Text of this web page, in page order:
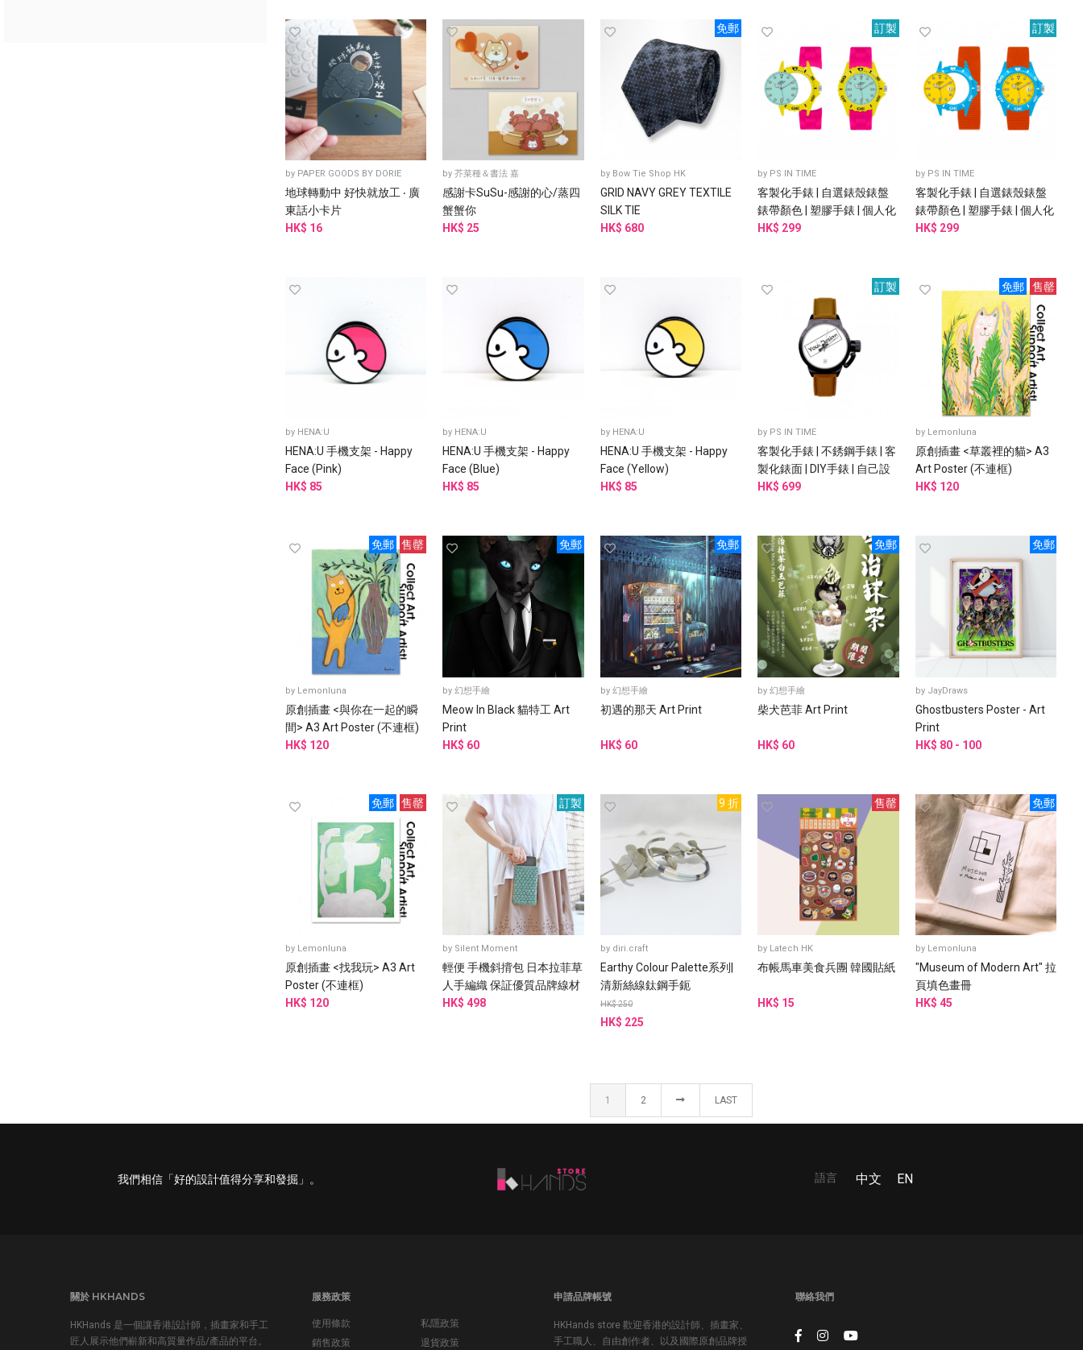
by PAPER GOODS BY DORIE
地球轉動中 好快就放工 ‧ 廣
東話小卡片
HK$ 16
by芥菜種＆書法 嘉
感謝卡SuSu-感謝的心/蒸四
蟹蟹你
HK$ 25
免郵
by Bow Tie Shop HK
GRID NAVY GREY TEXTILE
SILK TIE
HK$ 680
訂製
by PS IN TIME
客製化手錶 | 自選錶殼錶盤
錶帶顏色 | 塑膠手錶 | 個人化
手錶
HK$ 299
訂製
by PS IN TIME
客製化手錶 | 自選錶殼錶盤
錶帶顏色 | 塑膠手錶 | 個人化
手錶
HK$ 299
by HENA:U
HENA:U 手機支架 - Happy
Face (Pink)
HK$ 85
by HENA:U
HENA:U 手機支架 - Happy
Face (Blue)
HK$ 85
by HENA:U
HENA:U 手機支架 - Happy
Face (Yellow)
HK$ 85
訂製
by PS IN TIME
客製化手錶 | 不銹鋼手錶 | 客
製化錶面 | DIY手錶 | 自己設
計手錶 | 個人化手錶
HK$ 699
免郵 售罄
by Lemonluna
原創插畫 <草叢裡的貓> A3
Art Poster (不連框)
HK$ 120
免郵 售罄
by Lemonluna
原創插畫 <與你在一起的瞬
間> A3 Art Poster (不連框)
HK$ 120
免郵
by幻想手繪
Meow In Black 貓特工 Art
Print
HK$ 60
免郵
by 幻想手繪
初遇的那天 Art Print
HK$ 60
免郵
by幻想手繪
柴犬芭菲 Art Print
HK$ 60
免郵
by JayDraws
Ghostbusters Poster - Art
Print
HK$ 80 - 100
免郵 售罄
by Lemonluna
原創插畫 <找我玩> A3 Art
Poster (不連框)
HK$ 120
訂製
by Silent Moment
輕便 手機斜揹包 日本拉菲草
人手編織 保証優質品牌線材
耐用、輕盈、不怕水
HK$ 498
9 折
by diri.craft
Earthy Colour Palette系列|
清新絲線鈦鋼手鈪
HK$ 250
HK$ 225
售罄
by Latech HK
布帳馬車美食兵團 韓國貼紙
HK$ 15
免郵
by Lemonluna
"Museum of Modern Art" 拉
頁填色畫冊
HK$ 45
1 2 LAST
我們相信「好的設計值得分享和發掘」。 語言 中文 EN
關於 HKHANDS
HKHands 是一個讓香港設計師，插畫家和手工
匠人展示他們嶄新和高質量作品/產品的平台。
服務政策
使用條款
私隱政策
銷售政策
退貨政策
申請品牌帳號
HKHands store 歡迎香港的設計師、插畫家、
手工職人、自由創作者、以及國際原創品牌授
聯絡我們